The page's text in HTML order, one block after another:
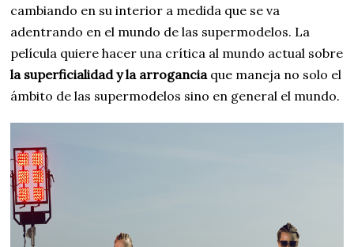
cambiando en su interior a medida que se va
adentrando en el mundo de las supermodelos. La
película quiere hacer una crítica al mundo actual sobre
la superficialidad y la arroganciaque maneja no solo el
ámbito de las supermodelos sino en general el mundo.